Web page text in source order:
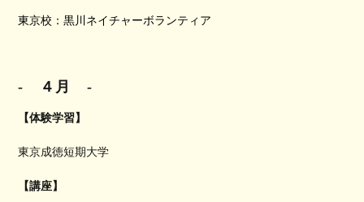
東京校：黒川ネイチャーボランティア
- ４月 -
【体験学習】
東京成徳短期大学
【講座】